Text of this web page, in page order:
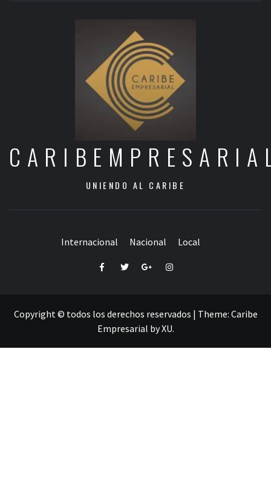
UNIENDO AL CARIBE
Internacional Nacional Local
FacebookTwitterGoogle+Instagram
Copyright © todos los derechos reservados | Theme: Caribe
Empresarial byXU.